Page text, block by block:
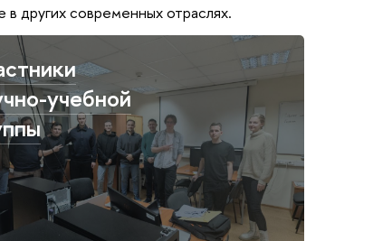
других современных отраслях.
учебной